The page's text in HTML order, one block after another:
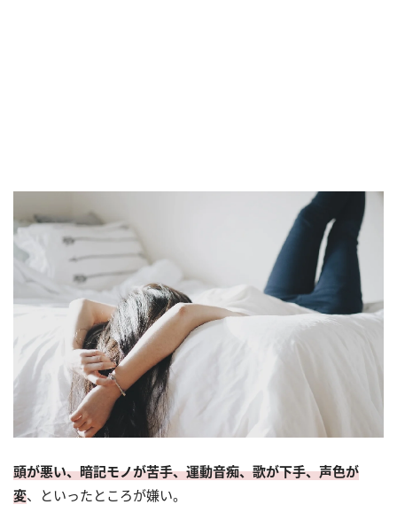
頭が悪い、暗記モノが苦手、運動音痴、歌が下手、声色が
変、といったところが嫌い。